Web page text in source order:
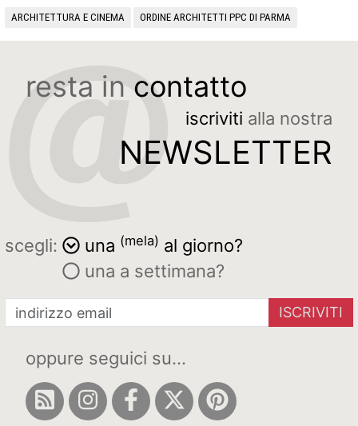
ARCHITETTURA E CINEMA ORDINE ARCHITETTI PPC DI PARMA
resta in contatto
iscriviti alla nostra
NEWSLETTER
scegli: una (mela) al giorno?
una a settimana?
ISCRIVITI
oppure seguici su...